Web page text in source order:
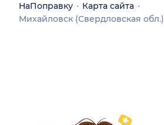
НаПоправку
Карта сайта
Михайловск (Свердловская обл.)